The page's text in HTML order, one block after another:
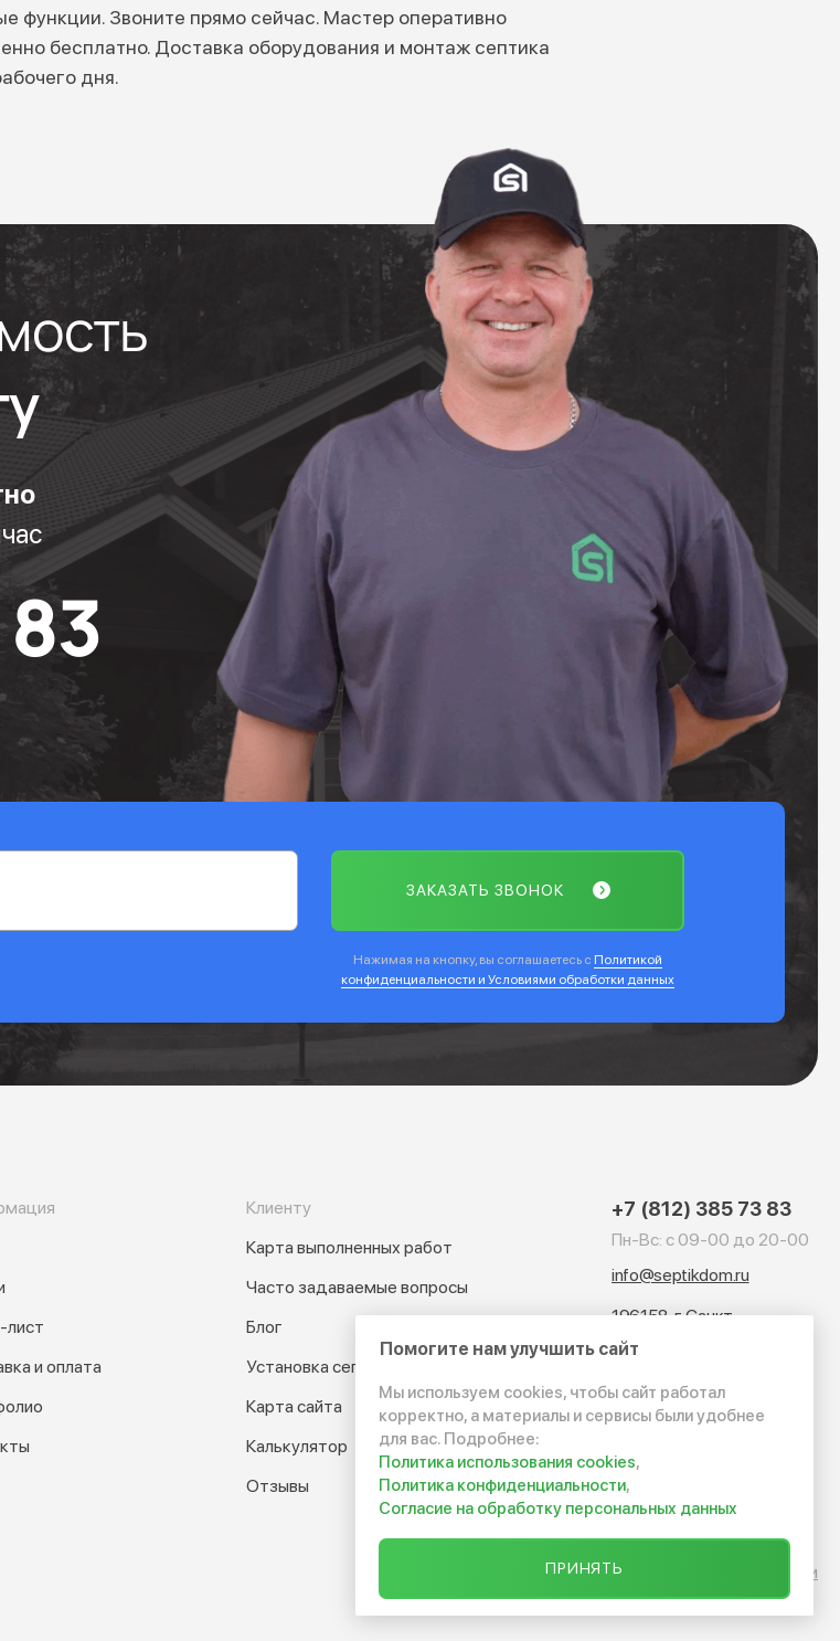
функции. Звоните прямо сейчас. Мастер оперативно
бесплатно. Доставка оборудования и монтаж септика
дня.
ЗАКАЗАТЬ ЗВОНОК
Нажимая на кнопку, вы соглашаетесь с Политикой
конфиденциальности и Условиями обработки данных
лист
и оплата
Клиенту
Карта выполненных работ
Часто задаваемые вопросы
Блог
Установка септиков
Карта сайта
Калькулятор
Отзывы
+7 (812) 385 73 83
Пн-Вс: с 09-00 до 20-00
info@septikdom.ru
196158, г. Санкт-
Петербург, ул. Ленсовета
97, ТРЦ "Континент", офис
503
Политика конфиденциальности
Помогите нам улучшить сайт
Мы используем cookies, чтобы сайт работал
корректно, а материалы и сервисы были удобнее
для вас. Подробнее:
Политика использования cookies,
Политика конфиденциальности,
Согласие на обработку персональных данных
ПРИНЯТЬ